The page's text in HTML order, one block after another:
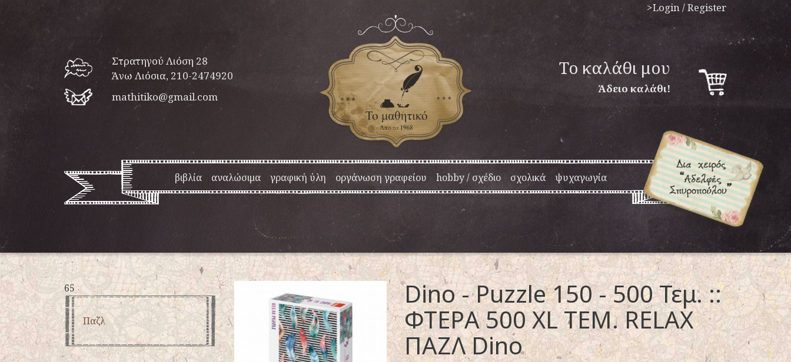
>Login / Register
Στρατηγού Λιόση 28
Άνω Λιόσια, 210-2474920
mathitiko@gmail.com
To καλάθι μου
Άδειο καλάθι!
βιβλία αναλώσιμα γραφική ύλη οργάνωση γραφείου hobby / σχέδιο σχολικά ψυχαγωγία
65
Παζλ
Dino - Puzzle 150 - 500 Τεμ. ::
ΦΤΕΡΑ 500 XL TΕΜ. RELAX
ΠΑΖΛ Dino